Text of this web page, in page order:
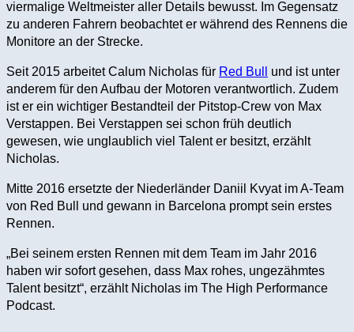
viermalige Weltmeister aller Details bewusst. Im Gegensatz
zu anderen Fahrern beobachtet er während des Rennens die
Monitore an der Strecke.
Seit 2015 arbeitet Calum Nicholas für Red Bull
und ist unter
anderem für den Aufbau der Motoren verantwortlich. Zudem
ist er ein wichtiger Bestandteil der Pitstop-Crew von Max
Verstappen. Bei Verstappen sei schon früh deutlich
gewesen, wie unglaublich viel Talent er besitzt, erzählt
Nicholas.
Mitte 2016 ersetzte der Niederländer Daniil Kvyat im A-Team
von Red Bull und gewann in Barcelona prompt sein erstes
Rennen.
„Bei seinem ersten Rennen mit dem Team im Jahr 2016
haben wir sofort gesehen, dass Max rohes, ungezähmtes
Talent besitzt“, erzählt Nicholas im The High Performance
Podcast.